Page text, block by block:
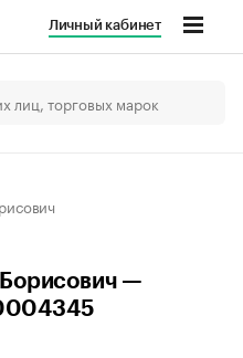
Личный кабинет
—